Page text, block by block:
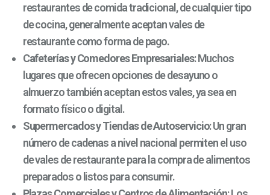
restaurantes de comida tradicional, de cualquier tipo
de cocina, generalmente aceptan vales de
restaurante como forma de pago.
Cafeterías y Comedores Empresariales: Muchos
lugares que ofrecen opciones de desayuno o
almuerzo también aceptan estos vales, ya sea en
formato físico o digital.
Supermercados y Tiendas de Autoservicio: Un gran
número de cadenas a nivel nacional permiten el uso
de vales de restaurante para la compra de alimentos
preparados o listos para consumir.